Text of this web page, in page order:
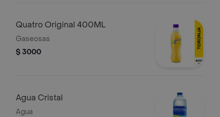
Quatro Original 400ML
Gaseosas
$ 3000
Agua Cristal
Agua